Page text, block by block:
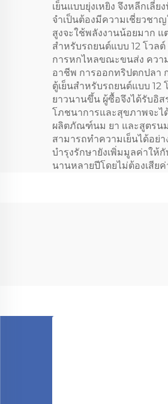
เย็นแบบยุ่งเหยิง จึงหลีกเลี่
จำเป็นต้องมีความเชี่ยวชา
สูงจะใช้พลังงานน้อยมาก แ
สำหรับรถยนต์แบบ 12 โว
การหกไหลขณะขนส่ง ควา
อาชีพ การออกทริปตกปลา
ตู้เย็นสำหรับรถยนต์แบบ
ยาวนานขึ้น ผู้ซื้อจึงได้รับอิ
โภชนาการและสุขภาพจะไ
ผลิตภัณฑ์นม ยา และสูตรนม
สามารถทำความเย็นได้อย่
บำรุงรักษายังเพิ่มมูลค่าให้
นานหลายปีโดยไม่ต้องเสีย